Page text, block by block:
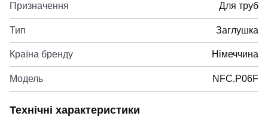
Призначення Для труб
Тип Заглушка
Країна бренду Німеччина
Модель NFC.P06F
Технічні характеристики